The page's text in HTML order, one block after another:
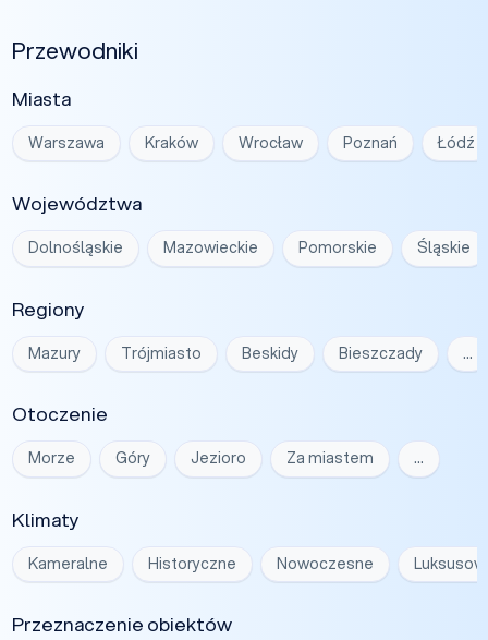
Przewodniki
Miasta
Warszawa Kraków Wrocław Poznań Łódź
Województwa
Dolnośląskie Mazowieckie Pomorskie Śląskie
Regiony
Mazury Trójmiasto Beskidy Bieszczady …
Otoczenie
Morze Góry Jezioro Za miastem …
Klimaty
Kameralne Historyczne Nowoczesne
Przeznaczenie obiektów